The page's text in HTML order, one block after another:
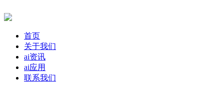
首页
关于我们
ai资讯
ai应用
联系我们